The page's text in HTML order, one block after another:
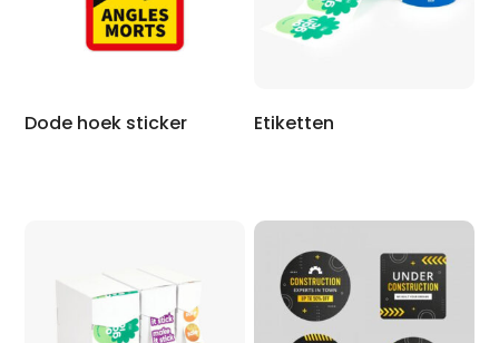
Dode hoek sticker Etiketten